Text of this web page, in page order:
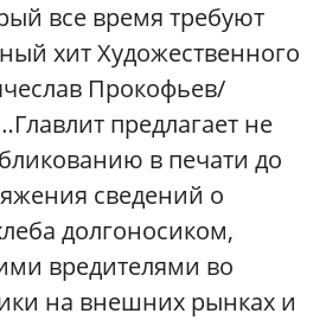
все время требуют
хит Художественного
Прокофьев/
предлагает не
в печати до
сведений о
долгоносиком,
вредителями во
на внешних рынках и